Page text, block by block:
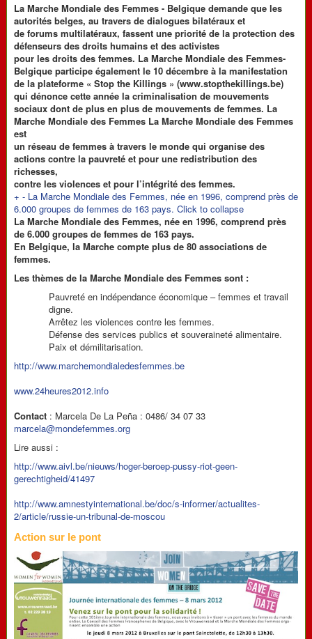
La Marche Mondiale des Femmes - Belgique demande que les
autorités belges, au travers de dialogues bilatéraux et
de forums multilatéraux, fassent une priorité de la protection des
défenseurs des droits humains et des activistes
pour les droits des femmes. La Marche Mondiale des Femmes-
Belgique participe également le 10 décembre à la manifestation
de la plateforme « Stop the Killings » (www.stopthekillings.be)
qui dénonce cette année la criminalisation de mouvements
sociaux dont de plus en plus de mouvements de femmes. La
Marche Mondiale des Femmes La Marche Mondiale des Femmes
est
un réseau de femmes à travers le monde qui organise des
actions contre la pauvreté et pour une redistribution des
richesses,
contre les violences et pour l’intégrité des femmes.
+ - La Marche Mondiale des Femmes, née en 1996, comprend près de
6.000 groupes de femmes de 163 pays. Click to collapse
La Marche Mondiale des Femmes, née en 1996, comprend près
de 6.000 groupes de femmes de 163 pays.
En Belgique, la Marche compte plus de 80 associations de
femmes.
Les thèmes de la Marche Mondiale des Femmes sont :
Pauvreté en indépendance économique – femmes et travail
digne.
Arrêtez les violences contre les femmes.
Défense des services publics et souveraineté alimentaire.
Paix et démilitarisation.
http://www.marchemondialedesfemmes.be
www.24heures2012.info
Contact: Marcela De La Peña : 0486/ 34 07 33
marcela@mondefemmes.org
Lire aussi :
http://www.aivl.be/nieuws/hoger-beroep-pussy-riot-geen-
gerechtigheid/41497
http://www.amnestyinternational.be/doc/s-informer/actualites-
2/article/russie-un-tribunal-de-moscou
Action sur le pont